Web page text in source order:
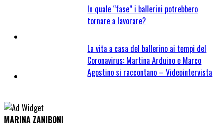
In quale “fase” i ballerini potrebbero
tornare a lavorare?
La vita a casa del ballerino ai tempi del
Coronavirus: Martina Arduino e Marco
Agostino si raccontano – Videointervista
MARINA ZANIBONI